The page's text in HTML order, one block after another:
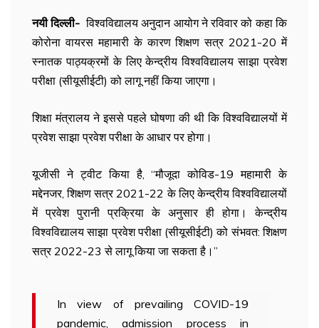
नयी दिल्ली- विश्वविद्यालय अनुदान आयोग ने रविवार को कहा कि
कोरोना वायरस महामारी के कारण शिक्षण सत्र 2021-20 में
स्नातक पाठ्यक्रमों के लिए केन्द्रीय विश्वविद्यालय साझा प्रवेश
परीक्षा (सीयूसीईटी) को लागू नहीं किया जाएगा।
शिक्षा मंत्रालय ने इससे पहले घोषणा की थी कि विश्वविद्यालयों में
प्रवेश साझा प्रवेश परीक्षा के आधार पर होगा।
यूजीसी ने ट्वीट किया है, ‘‘मौजूदा कोविड-19 महामारी के
मद्देनजर, शिक्षण सत्र 2021-22 के लिए केन्द्रीय विश्वविद्यालयों
में प्रवेश पुरानी प्रक्रिया के अनुसार ही होगा। केन्द्रीय
विश्वविद्यालय साझा प्रवेश परीक्षा (सीयूसीईटी) को संभवत: शिक्षण
सत्र 2022-23 से लागू किया जा सकता है।’’
In view of prevailing COVID-19
pandemic, admission process in